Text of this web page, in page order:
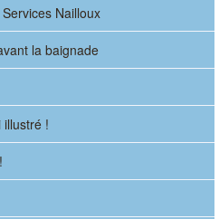
Nailloux
la baignade
illustré !